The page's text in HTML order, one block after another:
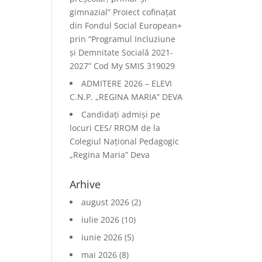
gimnazial” Proiect cofinațat
din Fondul Social European+
prin “Programul Incluziune
și Demnitate Socială 2021-
2027” Cod My SMIS 319029
ADMITERE 2026 – ELEVI
C.N.P. „REGINA MARIA” DEVA
Candidați admiși pe
locuri CES/ RROM de la
Colegiul Național Pedagogic
„Regina Maria” Deva
Arhive
august 2026 (2)
iulie 2026 (10)
iunie 2026 (5)
mai 2026 (8)